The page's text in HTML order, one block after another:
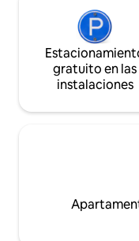
gratuito en las
instalaciones